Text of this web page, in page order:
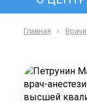
Главная Врачи